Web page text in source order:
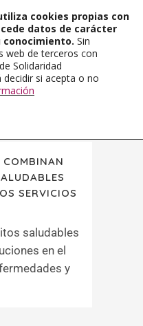
COMBINAN
SERVICIOS
saludables
en el
y
cookies propias con
datos de carácter
conocimiento. Sin
web de terceros con
Solidaridad
si acepta o no